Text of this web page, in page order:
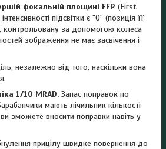
фокальній площині FFP (First
підсвітки є "0" (позиція її
контрольовану за допомогою колеса
зображення не має засвічення і
незалежно від того, наскільки вона
1/10 MRAD. Запас поправок по
мають лічильник кількості
зможете вносити поправки навіть у
прицілу швидке повернення до